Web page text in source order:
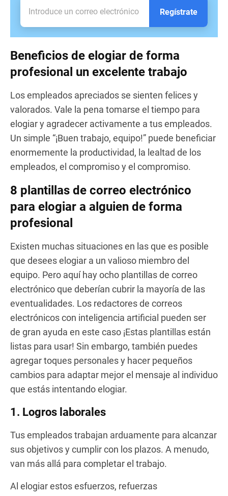
Regístrate
Beneficios de elogiar de forma
profesional un excelente trabajo
Los empleados apreciados se sienten felices y
valorados. Vale la pena tomarse el tiempo para
elogiar y agradecer activamente a tus empleados.
Un simple “¡Buen trabajo, equipo!” puede beneficiar
enormemente la productividad, la lealtad de los
empleados, el compromiso y el compromiso.
8 plantillas de correo electrónico
para elogiar a alguien de forma
profesional
Existen muchas situaciones en las que es posible
que desees elogiar a un valioso miembro del
equipo. Pero aquí hay ocho plantillas de correo
electrónico que deberían cubrir la mayoría de las
eventualidades. Los redactores de correos
electrónicos con inteligencia artificial pueden ser
de gran ayuda en este caso ¡Estas plantillas están
listas para usar! Sin embargo, también puedes
agregar toques personales y hacer pequeños
cambios para adaptar mejor el mensaje al individuo
que estás intentando elogiar.
1. Logros laborales
Tus empleados trabajan arduamente para alcanzar
sus objetivos y cumplir con los plazos. A menudo,
van más allá para completar el trabajo.
Al elogiar estos esfuerzos, refuerzas